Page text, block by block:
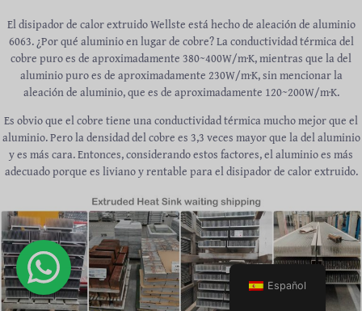
El disipador de calor extruido Wellste está hecho de aleación de aluminio
6063. ¿Por qué aluminio en lugar de cobre? La conductividad térmica del
cobre puro es de aproximadamente 380~400W/m·K, mientras que la del
aluminio puro es de aproximadamente 230W/m·K, sin mencionar la
aleación de aluminio, que es de aproximadamente 120~200W/m·K.
Es obvio que el cobre tiene una conductividad térmica mucho mejor que el
aluminio. Pero la densidad del cobre es 3,3 veces mayor que la del aluminio
y es más cara. Entonces, considerando estos factores, el aluminio es más
adecuado porque es liviano y rentable para el disipador de calor extruido.
Español